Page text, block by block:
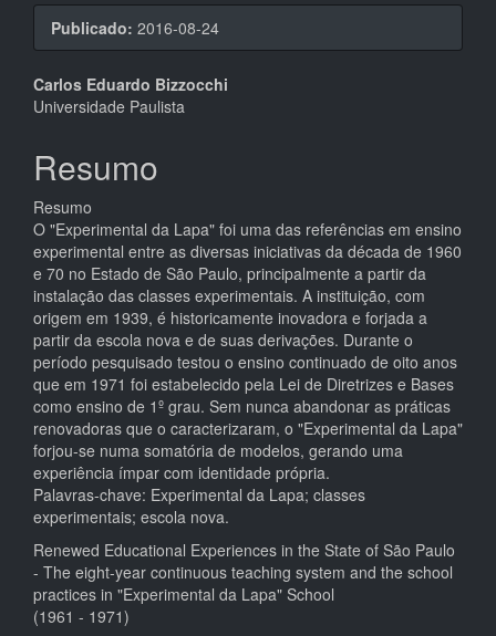
Publicado: 2016-08-24
Conteúdo
do
artigo
principal
Carlos Eduardo Bizzocchi
Universidade Paulista
Resumo
Resumo
O "Experimental da Lapa" foi uma das referências em ensino
experimental entre as diversas iniciativas da década de 1960
e 70 no Estado de São Paulo, principalmente a partir da
instalação das classes experimentais. A instituição, com
origem em 1939, é historicamente inovadora e forjada a
partir da escola nova e de suas derivações. Durante o
período pesquisado testou o ensino continuado de oito anos
que em 1971 foi estabelecido pela Lei de Diretrizes e Bases
como ensino de 1º grau. Sem nunca abandonar as práticas
renovadoras que o caracterizaram, o "Experimental da Lapa"
forjou-se numa somatória de modelos, gerando uma
experiência ímpar com identidade própria.
Palavras-chave: Experimental da Lapa; classes
experimentais; escola nova.
Renewed Educational Experiences in the State of São Paulo
- The eight-year continuous teaching system and the school
practices in "Experimental da Lapa" School
(1961 - 1971)